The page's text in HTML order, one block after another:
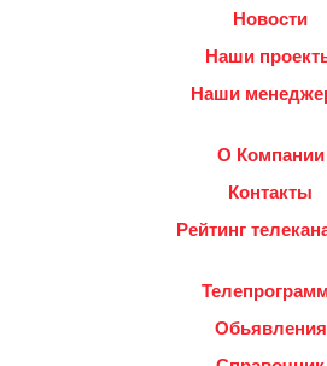
Новости
Наши
Наши
О Компании
Контакты
Рейтинг
Обьявления